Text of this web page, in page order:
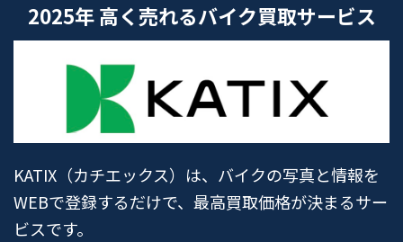
2025年 高く売れるバイク買取サービス
KATIX（カチエックス）は、バイクの写真と情報を
WEBで登録するだけで、最高買取価格が決まるサー
ビスです。